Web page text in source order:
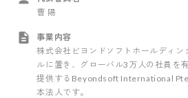
曹 陽
事業内容
株式会社ビヨンドソフトホールディン
ルに置き、グローバル3万人の社員を
提供するBeyondsoft International
本法人です。